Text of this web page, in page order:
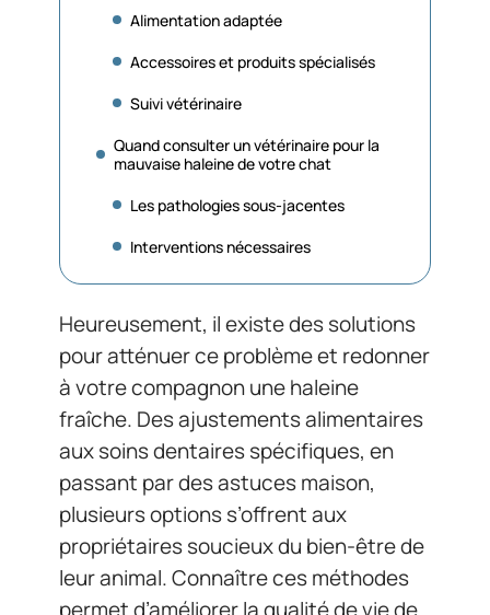
Alimentation adaptée
Accessoires et produits spécialisés
Suivi vétérinaire
Quand consulter un vétérinaire pour la
mauvaise haleine de votre chat
Les pathologies sous-jacentes
Interventions nécessaires
Heureusement, il existe des solutions
pour atténuer ce problème et redonner
à votre compagnon une haleine
fraîche. Des ajustements alimentaires
aux soins dentaires spécifiques, en
passant par des astuces maison,
plusieurs options s’offrent aux
propriétaires soucieux du bien-être de
leur animal. Connaître ces méthodes